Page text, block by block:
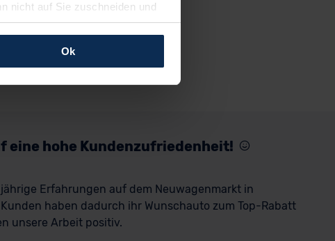
nicht auf Sie zuschneiden und
jederzeit anpassen
zu den bestehenden
Ok
eine hohe Kundenzufriedenheit!
Erfahrungen auf dem Neuwagenmarkt in
haben dadurch ihr Wunschauto zum Top-Rabatt
unsere Arbeit positiv.